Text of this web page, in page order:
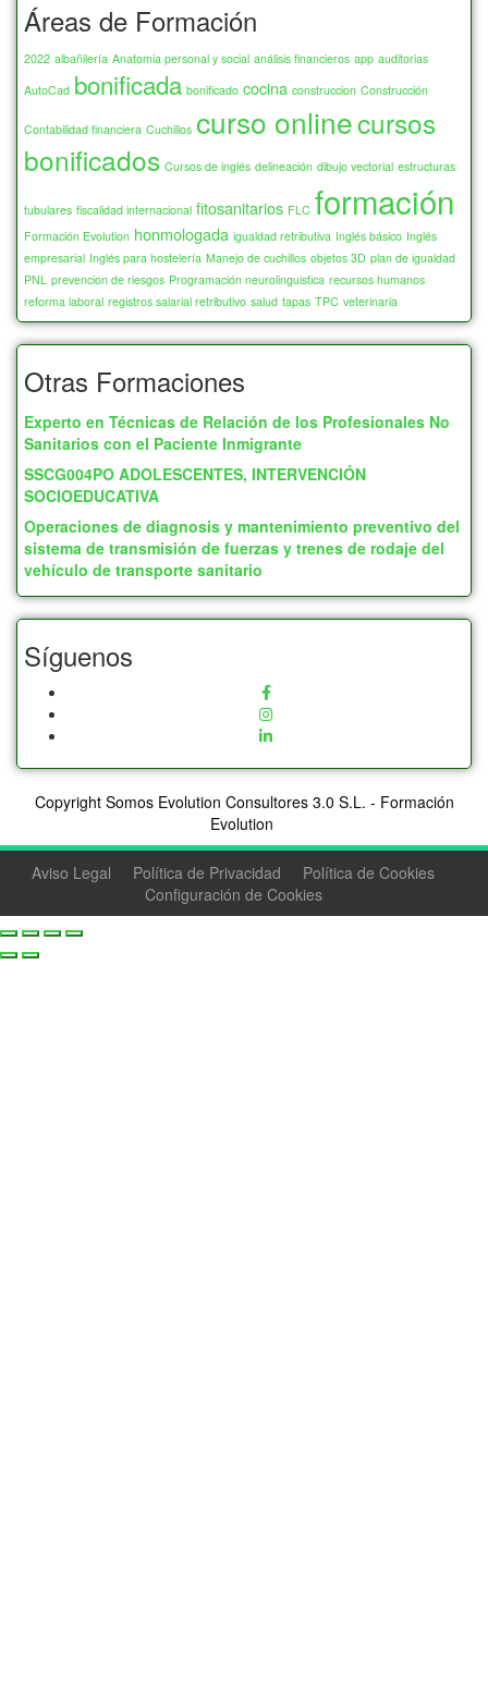
Áreas de Formación
2022 albañilería Anatomia personal y social análisis financieros app auditorias
AutoCad bonificada bonificado cocina construccion Construcción
Contabilidad financiera Cuchillos curso onlinecursos
bonificados Cursos de inglés delineación dibujo vectorial estructuras
tubulares fiscalidad internacional fitosanitarios FLC formación
Formación Evolution honmologada igualdad retributiva Inglés básico Inglés
empresarial Inglés para hostelería Manejo de cuchillos objetos 3D plan de igualdad
PNL prevencion de riesgos Programación neurolinguistica recursos humanos
reforma laboral registros salarial retributivo salud tapas TPC veterinaria
Otras Formaciones
Experto en Técnicas de Relación de los Profesionales No
Sanitarios con el Paciente Inmigrante
SSCG004PO ADOLESCENTES, INTERVENCIÓN
SOCIOEDUCATIVA
Operaciones de diagnosis y mantenimiento preventivo del
sistema de transmisión de fuerzas y trenes de rodaje del
vehículo de transporte sanitario
Síguenos
Copyright Somos Evolution Consultores 3.0 S.L. - Formación
Evolution
Aviso Legal Política de Privacidad
Política de Cookies
Configuración de Cookies